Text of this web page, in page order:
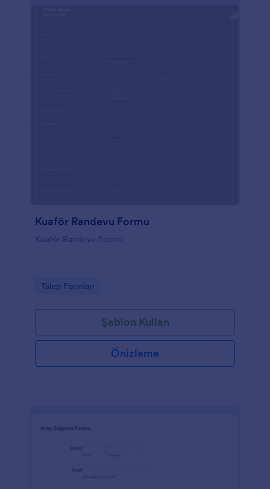
Kuaför Randevu Formu
Kuaför Randevu Formu
Go to Category:
Talep Formları
Şablon Kullan
Önizleme